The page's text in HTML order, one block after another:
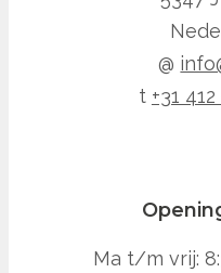
@
t +31
Ma t/m vrij: